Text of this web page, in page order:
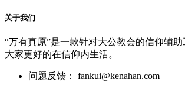
关于我们
“万有真原”是一款针对大公教会的信仰辅
大家更好的在信仰内生活。
问题反馈： fankui@kenahan.com